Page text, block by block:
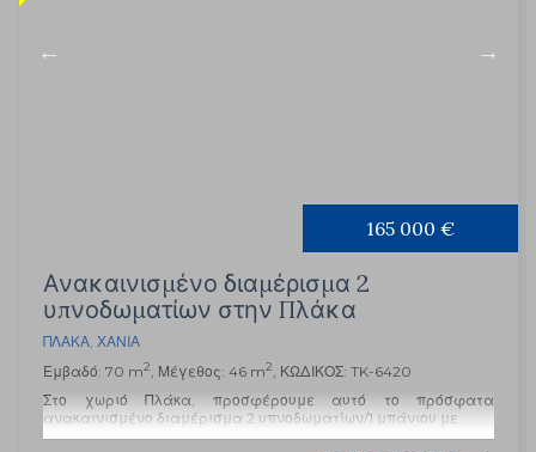
165 000 €
Ανακαινισμένο διαμέρισμα 2
υπνοδωματίων στην Πλάκα
ΠΛΆΚΑ, ΧΑΝΙΆ
Εμβαδό: 70 m2, Μέγεθος: 46 m2, ΚΩΔΙΚΟΣ: TK-6420
Στο χωριό Πλάκα, προσφέρουμε αυτό το πρόσφατα
ανακαινισμένο διαμέρισμα 2 υπνοδωματίων/1 μπάνιου με...